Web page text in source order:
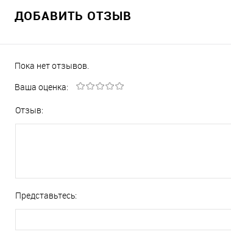
ДОБАВИТЬ ОТЗЫВ
Пока нет отзывов.
Ваша оценка:
Отзыв:
Представьтесь: